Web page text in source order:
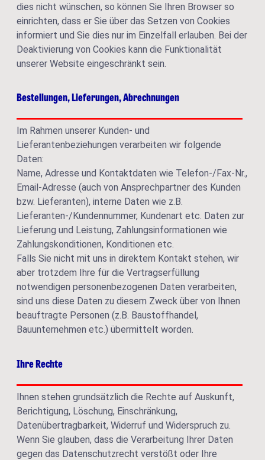
dies nicht wünschen, so können Sie Ihren Browser so
einrichten, dass er Sie über das Setzen von Cookies
informiert und Sie dies nur im Einzelfall erlauben. Bei der
Deaktivierung von Cookies kann die Funktionalität
unserer Website eingeschränkt sein.
Bestellungen, Lieferungen, Abrechnungen
Im Rahmen unserer Kunden- und
Lieferantenbeziehungen verarbeiten wir folgende
Daten:
Name, Adresse und Kontaktdaten wie Telefon-/Fax-Nr.,
Email-Adresse (auch von Ansprechpartner des Kunden
bzw. Lieferanten), interne Daten wie z.B.
Lieferanten-/Kundennummer, Kundenart etc. Daten zur
Lieferung und Leistung, Zahlungsinformationen wie
Zahlungskonditionen, Konditionen etc.
Falls Sie nicht mit uns in direktem Kontakt stehen, wir
aber trotzdem Ihre für die Vertragserfüllung
notwendigen personenbezogenen Daten verarbeiten,
sind uns diese Daten zu diesem Zweck über von Ihnen
beauftragte Personen (z.B. Baustoffhandel,
Bauunternehmen etc.) übermittelt worden.
Ihre Rechte
Ihnen stehen grundsätzlich die Rechte auf Auskunft,
Berichtigung, Löschung, Einschränkung,
Datenübertragbarkeit, Widerruf und Widerspruch zu.
Wenn Sie glauben, dass die Verarbeitung Ihrer Daten
gegen das Datenschutzrecht verstößt oder Ihre